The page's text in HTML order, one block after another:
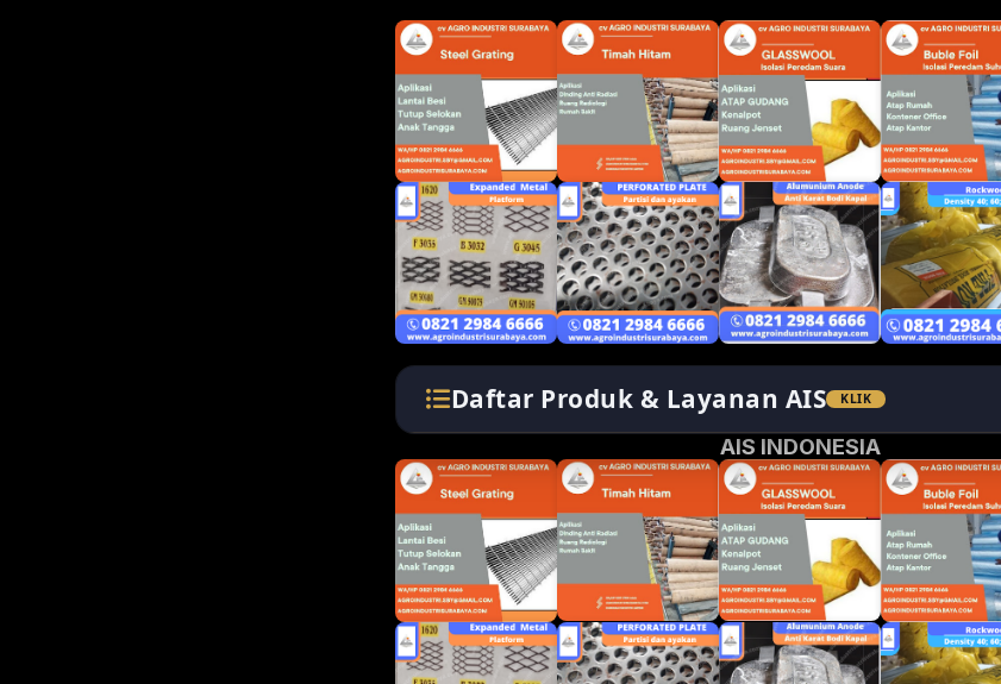
Daftar Produk & Layanan AIS KLIK
AIS INDONESIA